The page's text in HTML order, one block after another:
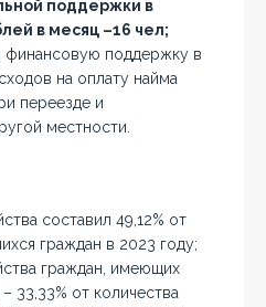
поддержки в
в месяц –16 чел;
финансовую поддержку в
на оплату найма
переезде и
местности.
составил 49,12% от
граждан в 2023 году;
граждан, имеющих
33,33% от количества